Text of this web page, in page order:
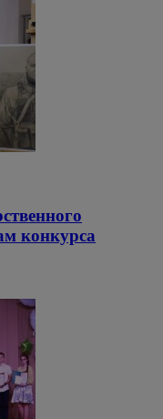
конкурса